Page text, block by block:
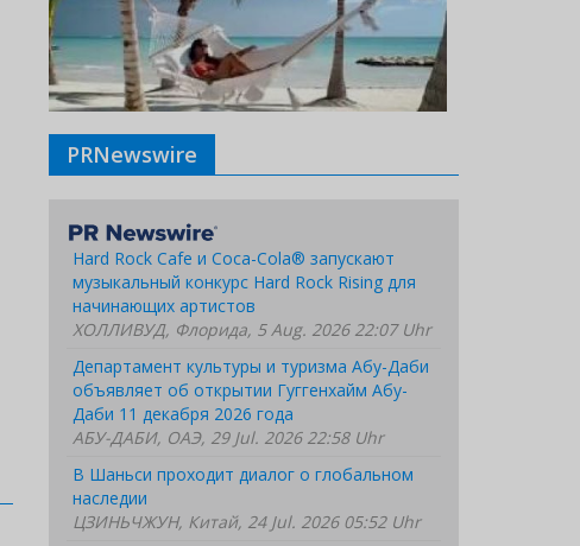
PRNewswire
Hard Rock Cafe и Coca-Cola® запускают
музыкальный конкурс Hard Rock Rising для
начинающих артистов
ХОЛЛИВУД, Флорида, 5 Aug. 2026 22:07 Uhr
Департамент культуры и туризма Абу-Даби
объявляет об открытии Гуггенхайм Абу-
Даби 11 декабря 2026 года
АБУ-ДАБИ, ОАЭ, 29 Jul. 2026 22:58 Uhr
В Шаньси проходит диалог о глобальном
наследии
ЦЗИНЬЧЖУН, Китай, 24 Jul. 2026 05:52 Uhr